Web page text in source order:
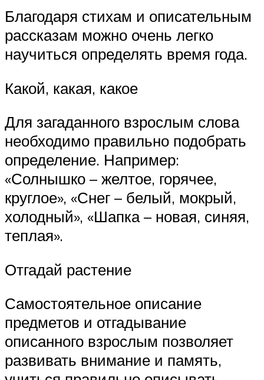
Благодаря стихам и описательным
рассказам можно очень легко
научиться определять время года.
Какой, какая, какое
Для загаданного взрослым слова
необходимо правильно подобрать
определение. Например:
«Солнышко – желтое, горячее,
круглое», «Снег – белый, мокрый,
холодный», «Шапка – новая, синяя,
теплая».
Отгадай растение
Самостоятельное описание
предметов и отгадывание
описанного взрослым позволяет
развивать внимание и память,